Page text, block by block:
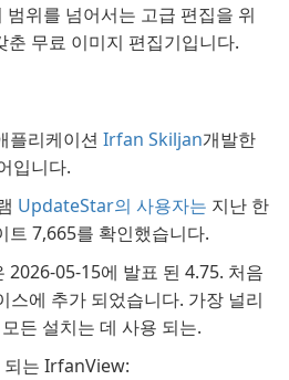
위를 넘어서는 고급 편집을 위
춘 무료 이미지 편집기입니다.
플리케이션 Irfan Skiljan개발한
입니다.
UpdateStar의 사용자는 지난 한
7,665를 확인했습니다.
05-15에 발표 된 4.75. 처음
스에 추가 되었습니다. 가장 널리
든 설치는 데 사용 되는.
되는 IrfanView: